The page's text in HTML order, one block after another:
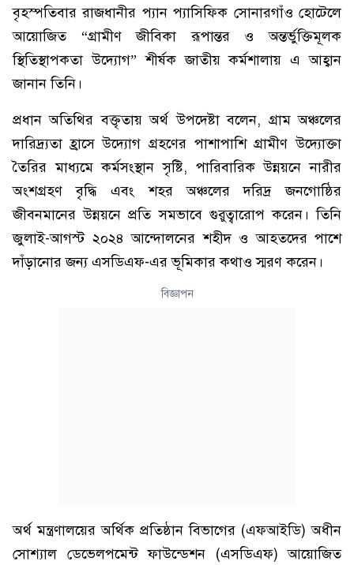
বৃহস্পতিবার রাজধানীর প্যান প্যাসিফিক সোনারগাঁও হোটেলে
আয়োজিত “গ্রামীণ জীবিকা রূপান্তর ও অন্তর্ভুক্তিমূলক
স্থিতিস্থাপকতা উদ্যোগ” শীর্ষক জাতীয় কর্মশালায় এ আহ্বান
জানান তিনি।
প্রধান অতিথির বক্তৃতায় অর্থ উপদেষ্টা বলেন, গ্রাম অঞ্চলের
দারিদ্র্যতা হ্রাসে উদ্যোগ গ্রহণের পাশাপাশি গ্রামীণ উদ্যোক্তা
তৈরির মাধ্যমে কর্মসংস্থান সৃষ্টি, পারিবারিক উন্নয়নে নারীর
অংশগ্রহণ বৃদ্ধি এবং শহর অঞ্চলের দরিদ্র জনগোষ্ঠির
জীবনমানের উন্নয়নে প্রতি সমভাবে গুরুত্বারোপ করেন। তিনি
জুলাই-আগস্ট ২০২৪ আন্দোলনের শহীদ ও আহতদের পাশে
দাঁড়ানোর জন্য এসডিএফ-এর ভূমিকার কথাও স্মরণ করেন।
বিজ্ঞাপন
অর্থ মন্ত্রণালয়ের অর্থিক প্রতিষ্ঠান বিভাগের (এফআইডি) অধীন
সোশ্যাল ডেভেলপমেন্ট ফাউন্ডেশন (এসডিএফ) আয়োজিত